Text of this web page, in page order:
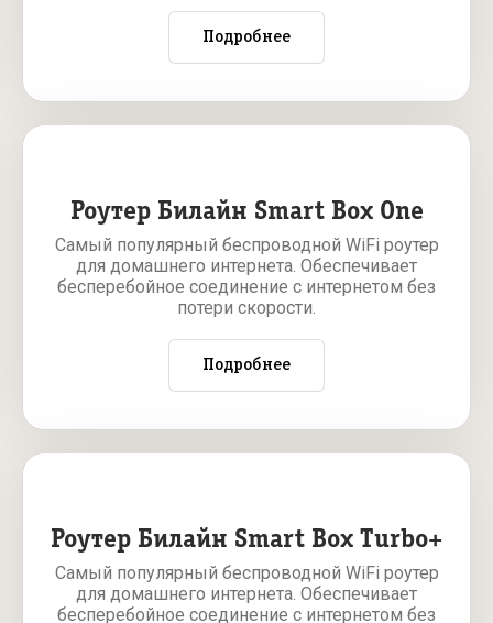
Подробнее
Роутер Билайн Smart Box One
Самый популярный беспроводной WiFi роутер
для домашнего интернета. Обеспечивает
бесперебойное соединение с интернетом без
потери скорости.
Подробнее
Роутер Билайн Smart Box Turbo+
Самый популярный беспроводной WiFi роутер
для домашнего интернета. Обеспечивает
бесперебойное соединение с интернетом без